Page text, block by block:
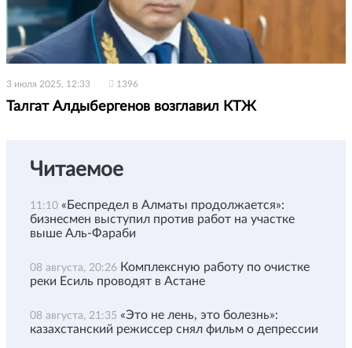
3 июля 2025, 12:33 1396
Талгат Алдыбергенов возглавил КТЖ
Читаемое
11:10 «Беспредел в Алматы продолжается»:
бизнесмен выступил против работ на участке
выше Аль-Фараби
08 августа, 20:26 Комплексную работу по очистке
реки Есиль проводят в Астане
08 августа, 21:35 «Это не лень, это болезнь»:
казахстанский режиссер снял фильм о депрессии